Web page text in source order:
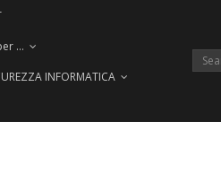
…
INFORMATICA